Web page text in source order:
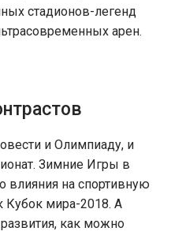
стадионов-легенд
арен.
и Олимпиаду, и
Зимние Игры в
влияния на спортивную
Кубок мира-2018. А
как можно